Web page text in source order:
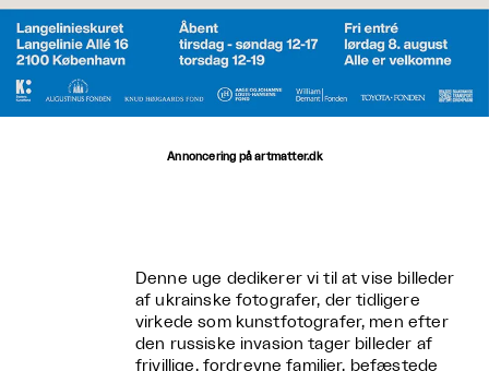
Annoncering på artmatter.dk
Denne uge dedikerer vi til at vise billeder
af ukrainske fotografer, der tidligere
virkede som kunstfotografer, men efter
den russiske invasion tager billeder af
frivillige, fordrevne familier, befæstede